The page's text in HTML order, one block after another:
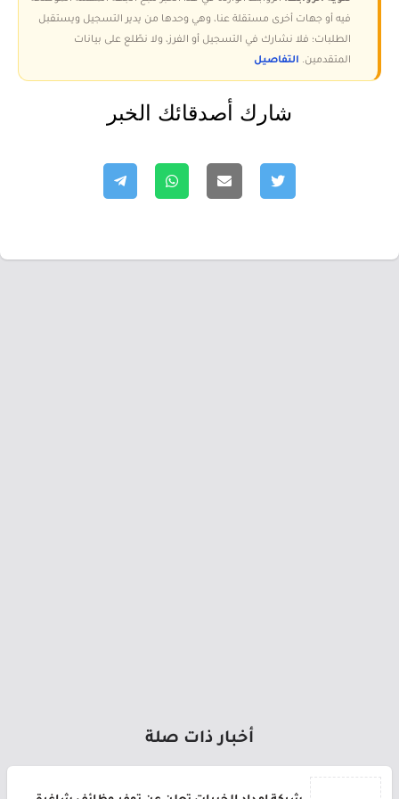
فيه أو جهات أخرى مستقلة عنا، وهي وحدها من يدير التسجيل ويستقبل
الطلبات؛ فلا نشارك في التسجيل أو الفرز، ولا نطّلع على بيانات
المتقدمين. التفاصيل
شارك أصدقائك الخبر
أخبار ذات صلة